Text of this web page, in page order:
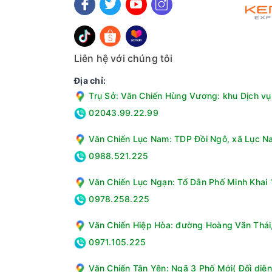
Xuất xứ & Bảo hành
Thương hiệu: Kangaroo
Sản xuất tại: Trung Quốc
Xuất xứ thương hiệu: Việt Nam
Liên hệ với chúng tôi
Địa chỉ:
Trụ Sở: Văn Chiến Hùng Vương: khu Dịch
02043.99.22.99
Văn Chiến Lục Nam: TDP Đồi Ngô, xã Lục
0988.521.225
Văn Chiến Lục Ngạn: Tổ Dân Phố Minh
0978.258.225
Văn Chiến Hiệp Hòa: đường Hoàng Văn
0971.105.225
Văn Chiến Tân Yên: Ngã 3 Phố Mới( Đối